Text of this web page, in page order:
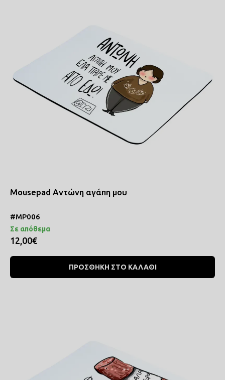
Mousepad Αντώνη αγάπη μου
#MP006
Σε απόθεμα
12,00€
ΠΡΟΣΘΗΚΗ ΣΤΟ ΚΑΛΑΘΙ